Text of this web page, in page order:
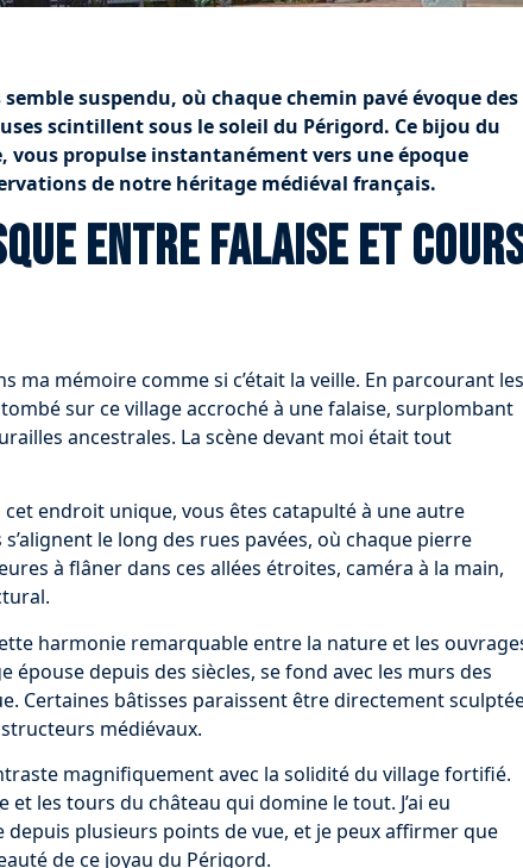
suspendu, où chaque chemin pavé évoque des
scintillent sous le soleil du Périgord. Ce bijou du
vous propulse instantanément vers une époque
de notre héritage médiéval français.
entre falaise et
ma mémoire comme si c’était la veille. En parcourant les
sur ce village accroché à une falaise, surplombant
ancestrales. La scène devant moi était tout
endroit unique, vous êtes catapulté à une autre
le long des rues pavées, où chaque pierre
à flâner dans ces allées étroites, caméra à la main,
harmonie remarquable entre la nature et les
épouse depuis des siècles, se fond avec les murs des
Certaines bâtisses paraissent être directement
médiévaux.
magnifiquement avec la solidité du village fortifié.
les tours du château qui domine le tout. J’ai eu
plusieurs points de vue, et je peux affirmer que
de ce joyau du Périgord.